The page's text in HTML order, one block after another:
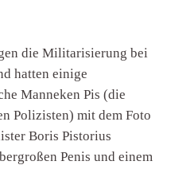
die Militarisierung bei
hatten einige
Manneken Pis (die
Polizisten) mit dem Foto
Boris Pistorius
Penis und einem